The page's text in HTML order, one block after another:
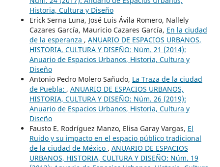
Historia, Cultura y Diseño
Erick Serna Luna, José Luis Ávila Romero, Nallely
Cazares García, Mauricio Cazares García, En la ciudad
de la esperanza , ANUARIO DE ESPACIOS URBANOS,
HISTORIA, CULTURA Y DISEÑO: Núm. 21 (2014):
Anuario de Espacios Urbanos, Historia, Cultura y
Diseño
Antonio Pedro Molero Sañudo, La Traza de la ciudad
de Puebla: , ANUARIO DE ESPACIOS URBANOS,
HISTORIA, CULTURA Y DISEÑO: Núm. 26 (2019):
Anuario de Espacios Urbanos, Historia, Cultura y
Diseño
Fausto E. Rodríguez Manzo, Elisa Garay Vargas, El
Ruido y su impacto en el espacio público tradicional
de la ciudad de México , ANUARIO DE ESPACIOS
URBANOS, HISTORIA, CULTURA Y DISEÑO: Núm. 19